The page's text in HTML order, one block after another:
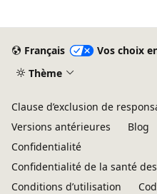
Français
Vos choix
Thème
Clause d’exclusion de
Versions antérieures
Blog
Confidentialité
Confidentialité de la santé
Conditions d’utilisation